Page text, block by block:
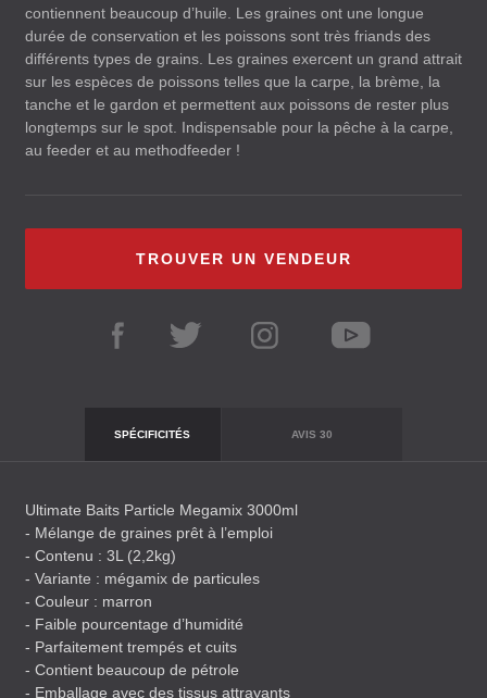
contiennent beaucoup d’huile. Les graines ont une longue
durée de conservation et les poissons sont très friands des
différents types de grains. Les graines exercent un grand attrait
sur les espèces de poissons telles que la carpe, la brème, la
tanche et le gardon et permettent aux poissons de rester plus
longtemps sur le spot. Indispensable pour la pêche à la carpe,
au feeder et au methodfeeder !
TROUVER UN VENDEUR
SPÉCIFICITÉS AVIS 30
Ultimate Baits Particle Megamix 3000ml
- Mélange de graines prêt à l’emploi
- Contenu : 3L (2,2kg)
- Variante : mégamix de particules
- Couleur : marron
- Faible pourcentage d’humidité
- Parfaitement trempés et cuits
- Contient beaucoup de pétrole
- Emballage avec des tissus attrayants